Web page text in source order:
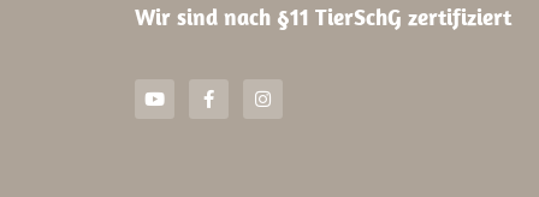
Wir sind nach §11 TierSchG zertifiziert